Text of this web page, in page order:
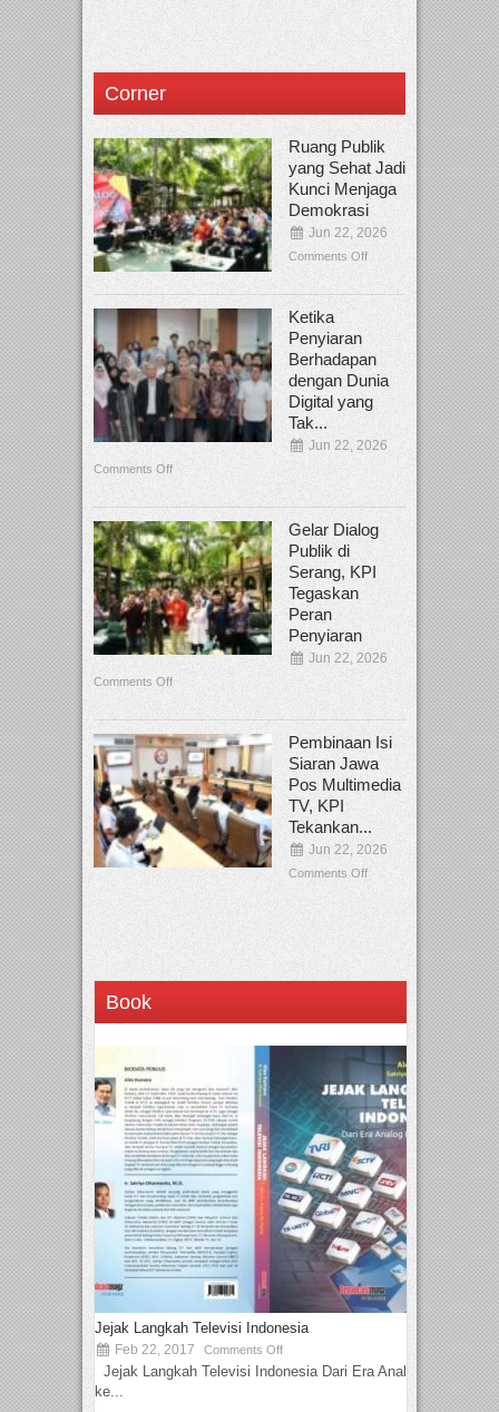
Corner
Ruang Publik
yang Sehat Jadi
Kunci Menjaga
Demokrasi
Jun 22, 2026
Comments Off
Ketika
Penyiaran
Berhadapan
dengan Dunia
Digital yang
Tak...
Jun 22, 2026
Comments Off
Gelar Dialog
Publik di
Serang, KPI
Tegaskan
Peran
Penyiaran
Jun 22, 2026
Comments Off
Pembinaan Isi
Siaran Jawa
Pos Multimedia
TV, KPI
Tekankan...
Jun 22, 2026
Comments Off
Book
Jejak Langkah Televisi Indonesia
Feb 22, 2017 Comments Off
Jejak Langkah Televisi Indonesia Dari Era Analog
ke...